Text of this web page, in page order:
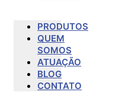
PRODUTOS
QUEM
SOMOS
ATUAÇÃO
BLOG
CONTATO